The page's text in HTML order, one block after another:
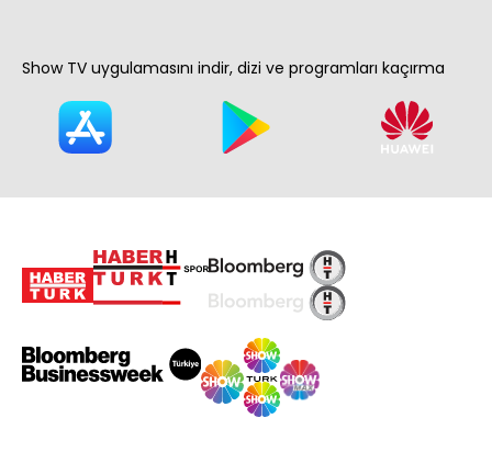
Show TV uygulamasını indir, dizi ve programları kaçırma